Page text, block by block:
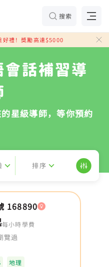
搜索
好禮！獎勵高達$5000
話補習導
星級導師，等你預約
排序
168890
每小時學費
覽過
地理